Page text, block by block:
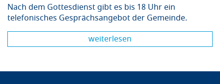
Nach dem Gottesdienst gibt es bis 18 Uhr ein
telefonisches Gesprächsangebot der Gemeinde.
weiterlesen